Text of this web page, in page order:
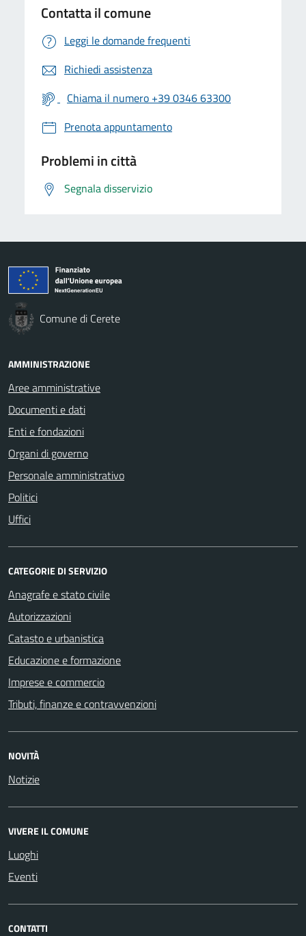
Contatta il comune
Leggi le domande frequenti
Richiedi assistenza
Chiama il numero +39 0346 63300
Prenota appuntamento
Problemi in città
Segnala disservizio
Comune di Cerete
AMMINISTRAZIONE
Aree amministrative
Documenti e dati
Enti e fondazioni
Organi di governo
Personale amministrativo
Politici
Uffici
CATEGORIE DI SERVIZIO
Anagrafe e stato civile
Autorizzazioni
Catasto e urbanistica
Educazione e formazione
Imprese e commercio
Tributi, finanze e contravvenzioni
NOVITÀ
Notizie
VIVERE IL COMUNE
Luoghi
Eventi
CONTATTI